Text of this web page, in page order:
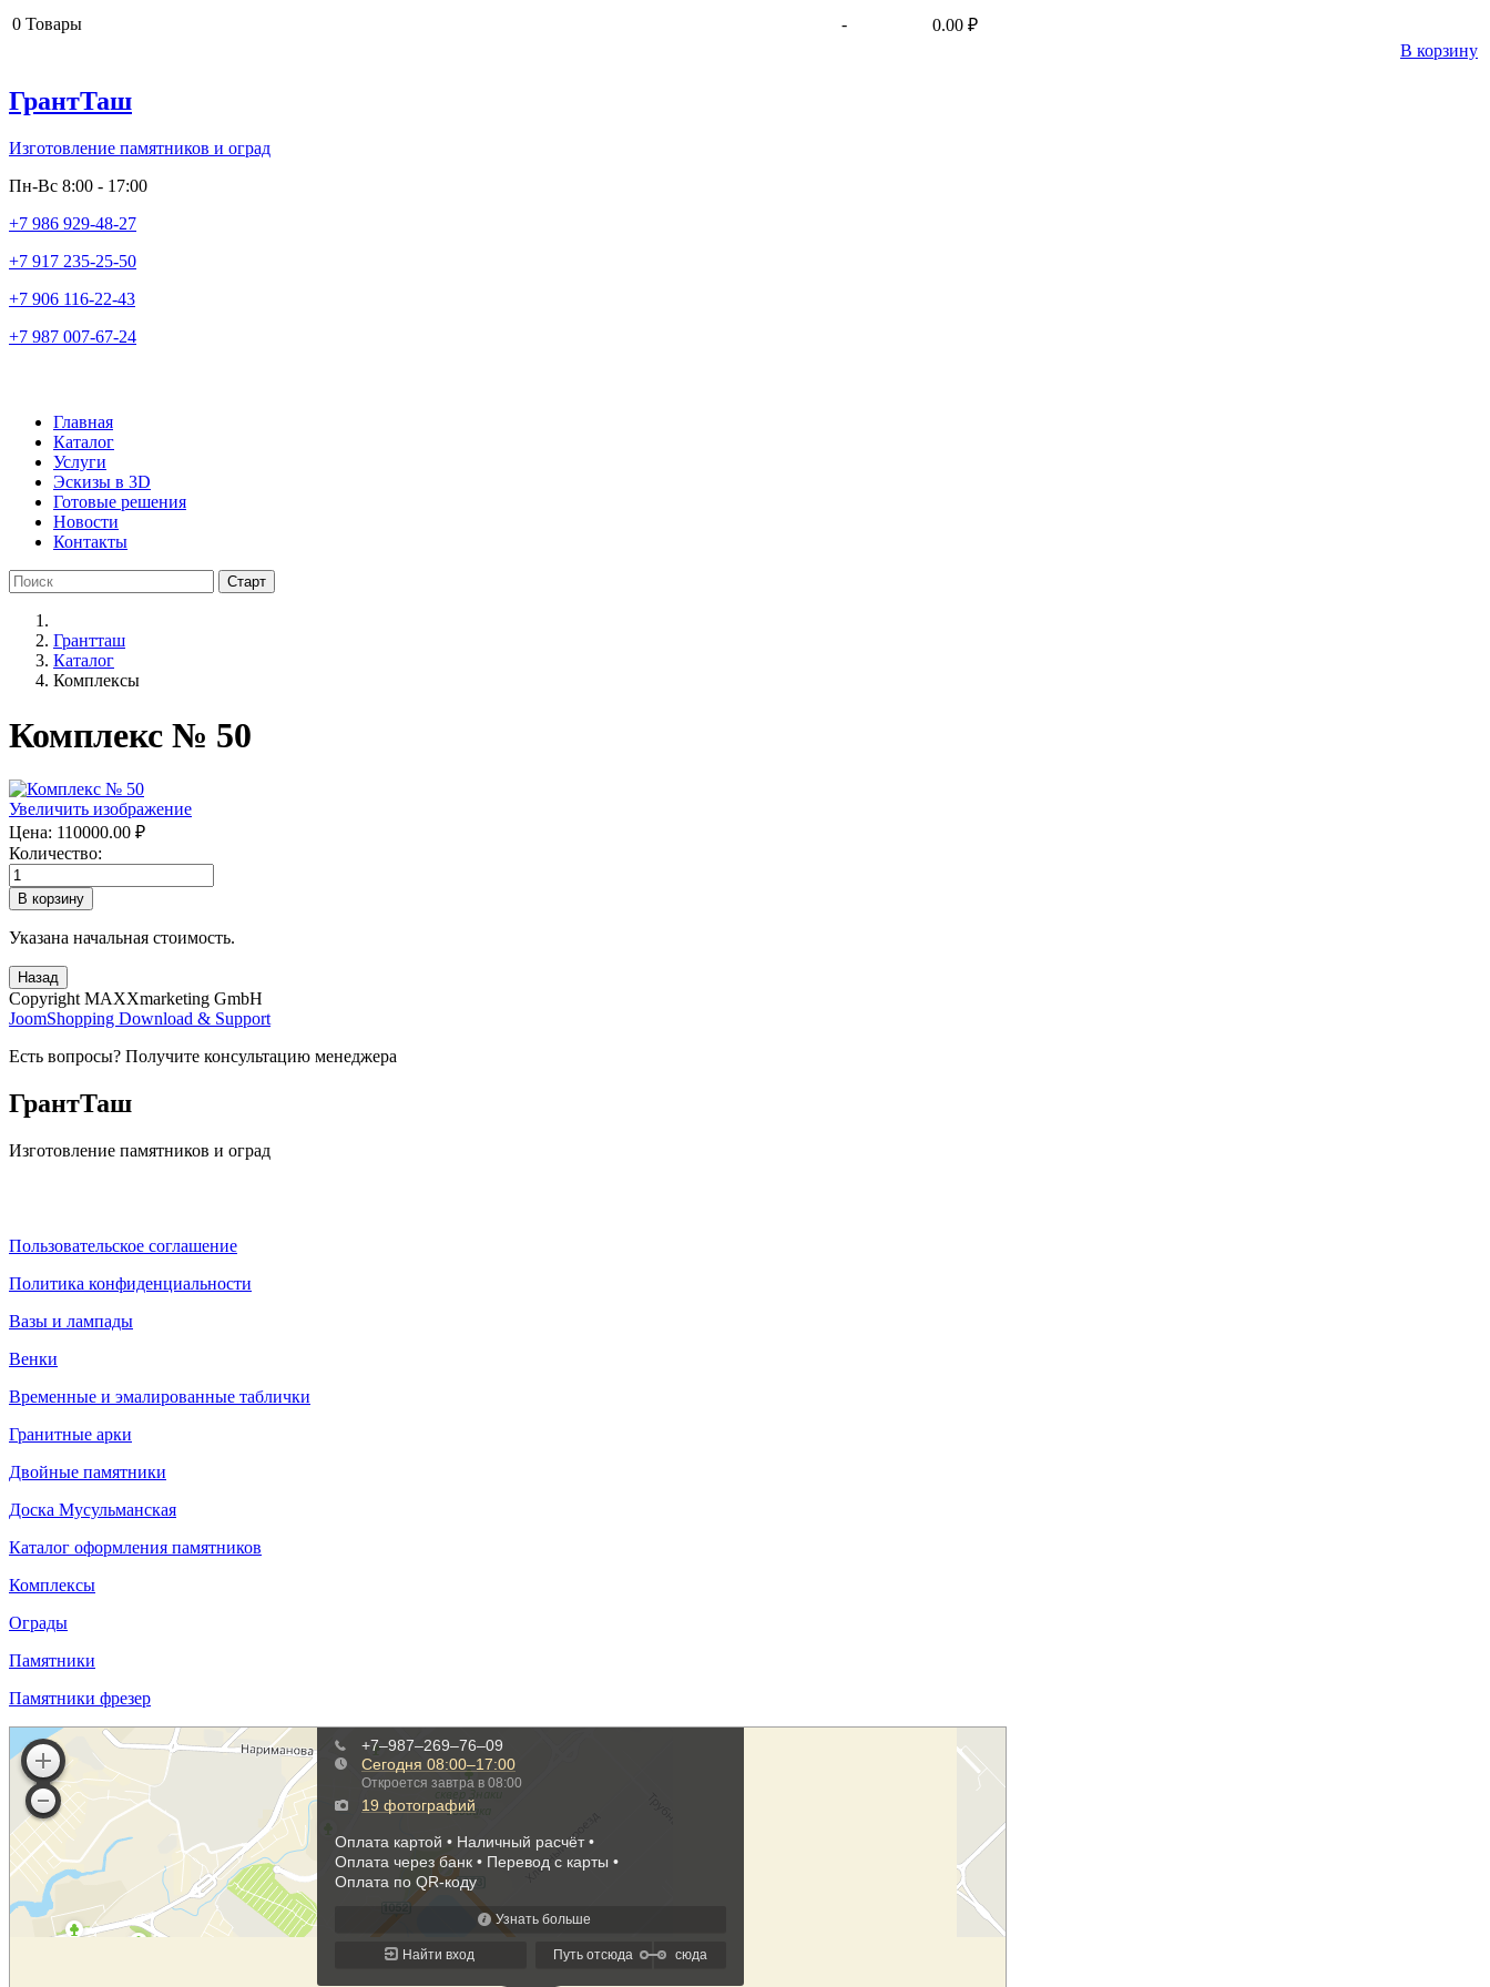
0 Товары -
0.00 ₽
В корзину
ГрантТаш
Изготовление памятников и оград
Пн-Вс 8:00 - 17:00
+7 986 929-48-27
+7 917 235-25-50
+7 906 116-22-43
+7 987 007-67-24
Главная
Каталог
Услуги
Эскизы в 3D
Готовые решения
Новости
Контакты
Грантташ
Каталог
Комплексы
Комплекс № 50
Увеличить изображение
Цена: 110000.00 ₽
Количество:
Указана начальная стоимость.
Copyright MAXXmarketing GmbH
JoomShopping Download & Support
Есть вопросы? Получите консультацию менеджера
ГрантТаш
Изготовление памятников и оград
Пользовательское соглашение
Политика конфиденциальности
Вазы и лампады
Венки
Временные и эмалированные таблички
Гранитные арки
Двойные памятники
Доска Мусульманская
Каталог оформления памятников
Комплексы
Ограды
Памятники
Памятники фрезер